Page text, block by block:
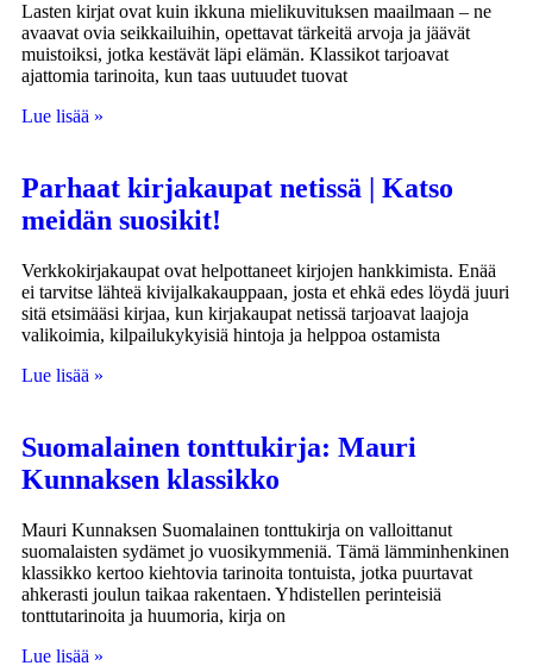
Lasten kirjat ovat kuin ikkuna mielikuvituksen maailmaan – ne
avaavat ovia seikkailuihin, opettavat tärkeitä arvoja ja jäävät
muistoiksi, jotka kestävät läpi elämän. Klassikot tarjoavat
ajattomia tarinoita, kun taas uutuudet tuovat
Lue lisää »
Parhaat kirjakaupat netissä | Katso
meidän suosikit!
Verkkokirjakaupat ovat helpottaneet kirjojen hankkimista. Enää
ei tarvitse lähteä kivijalkakauppaan, josta et ehkä edes löydä juuri
sitä etsimääsi kirjaa, kun kirjakaupat netissä tarjoavat laajoja
valikoimia, kilpailukykyisiä hintoja ja helppoa ostamista
Lue lisää »
Suomalainen tonttukirja: Mauri
Kunnaksen klassikko
Mauri Kunnaksen Suomalainen tonttukirja on valloittanut
suomalaisten sydämet jo vuosikymmeniä. Tämä lämminhenkinen
klassikko kertoo kiehtovia tarinoita tontuista, jotka puurtavat
ahkerasti joulun taikaa rakentaen. Yhdistellen perinteisiä
tonttutarinoita ja huumoria, kirja on
Lue lisää »